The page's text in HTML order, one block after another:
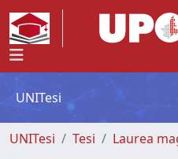
UNITesi
UNITesi Tesi Laurea